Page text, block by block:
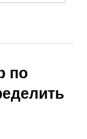
по